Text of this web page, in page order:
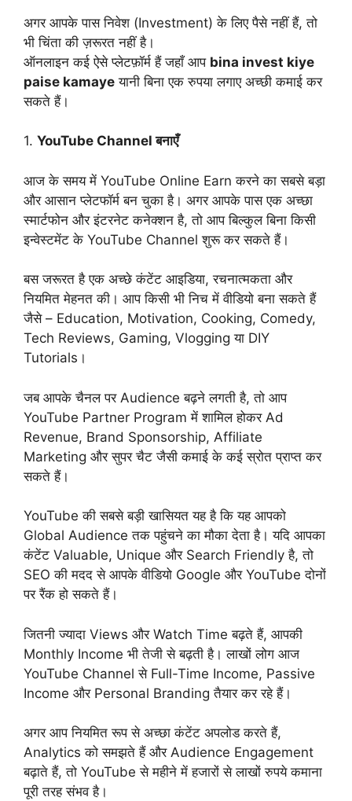
अगर आपके पास निवेश (Investment) के लिए पैसे नहीं हैं, तो
भी चिंता की ज़रूरत नहीं है।
ऑनलाइन कई ऐसे प्लेटफ़ॉर्म हैं जहाँ आप bina invest kiye
paise kamaye यानी बिना एक रुपया लगाए अच्छी कमाई कर
सकते हैं।
1. YouTube Channel बनाएँ
आज के समय में YouTube Online Earn करने का सबसे बड़ा
और आसान प्लेटफॉर्म बन चुका है। अगर आपके पास एक अच्छा
स्मार्टफोन और इंटरनेट कनेक्शन है, तो आप बिल्कुल बिना किसी
इन्वेस्टमेंट के YouTube Channel शुरू कर सकते हैं।
बस जरूरत है एक अच्छे कंटेंट आइडिया, रचनात्मकता और
नियमित मेहनत की। आप किसी भी निच में वीडियो बना सकते हैं
जैसे – Education, Motivation, Cooking, Comedy,
Tech Reviews, Gaming, Vlogging या DIY
Tutorials।
जब आपके चैनल पर Audience बढ़ने लगती है, तो आप
YouTube Partner Program में शामिल होकर Ad
Revenue, Brand Sponsorship, Affiliate
Marketing और सुपर चैट जैसी कमाई के कई स्रोत प्राप्त कर
सकते हैं।
YouTube की सबसे बड़ी खासियत यह है कि यह आपको
Global Audience तक पहुंचने का मौका देता है। यदि आपका
कंटेंट Valuable, Unique और Search Friendly है, तो
SEO की मदद से आपके वीडियो Google और YouTube दोनों
पर रैंक हो सकते हैं।
जितनी ज्यादा Views और Watch Time बढ़ते हैं, आपकी
Monthly Income भी तेजी से बढ़ती है। लाखों लोग आज
YouTube Channel से Full-Time Income, Passive
Income और Personal Branding तैयार कर रहे हैं।
अगर आप नियमित रूप से अच्छा कंटेंट अपलोड करते हैं,
Analytics को समझते हैं और Audience Engagement
बढ़ाते हैं, तो YouTube से महीने में हजारों से लाखों रुपये कमाना
पूरी तरह संभव है।